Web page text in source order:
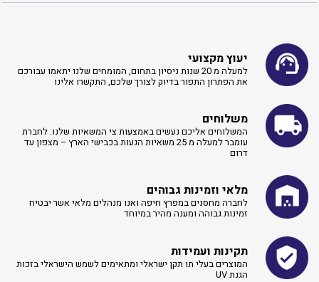
יעוץ מקצועי
למעלה מ 20 שנות ניסיון בתחום, המומחים שלנו יתאמו עבורכם
את הפתרון התפור בדיוק לצורך שלכם, התקשרו אלינו ​
משלוחים
המשלוחים אליכם נעשים באמצעות צי המשאיות שלנו. לחברת
עומבר למעלה מ 25 משאיות הנעות בכבישי הארץ – מצפון עד
דרום
מלאי וזמינות גבוהים
לחברה מחסנים במפרץ חיפה ואנו מנהלים מלאי אשר יבטיח
זמינות גבוהה ומענה מהיר במיוחד
תקינות ועמידות
המוצרים בעלי תו תקן ישראלי ומתאימים לשמש הישראלי בזכות
הגנת UV